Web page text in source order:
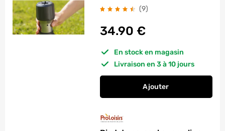
(9)
34.90 €
En stock en magasin
Livraison en 3 à 10 jours
Ajouter
Pied Gard&Rock